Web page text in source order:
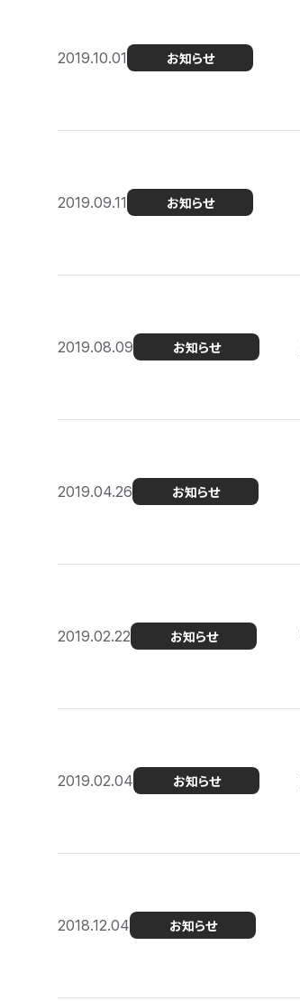
2019.10.01 お知らせ
2019.09.11 お知らせ
2019.08.09 お知らせ
2019.04.26 お知らせ
2019.02.22 お知らせ
2019.02.04 お知らせ
2018.12.04 お知らせ